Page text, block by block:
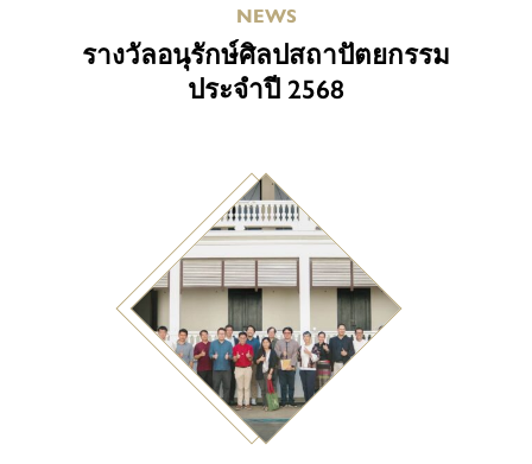
NEWS
รางวัลอนุรักษ์ศิลปสถาปัตยกรรม
ประจำปี 2568